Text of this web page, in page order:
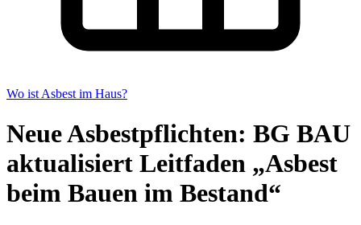
Wo ist Asbest im Haus?
Neue Asbestpflichten: BG BAU
aktualisiert Leitfaden „Asbest
beim Bauen im Bestand“